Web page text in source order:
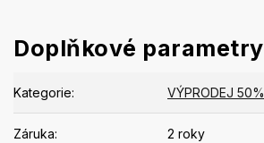
Doplňkové parametry
Kategorie: VÝPRODEJ 50%
Záruka: 2 roky